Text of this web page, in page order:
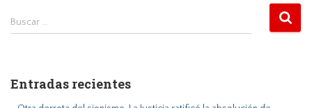
B
r
Buscar …
Entradas recientes